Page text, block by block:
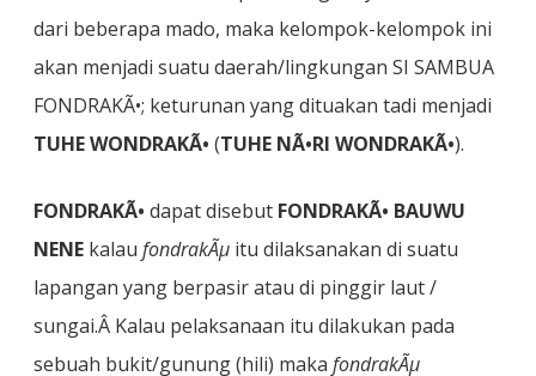
dari beberapa mado, maka kelompok-kelompok ini
akan menjadi suatu daerah/lingkungan SI SAMBUA
FONDRAKÃ•; keturunan yang dituakan tadi menjadi
TUHE WONDRAKÃ• (TUHE NÃ•RI WONDRAKÃ•).
FONDRAKÃ• dapat disebut FONDRAKÃ• BAUWU
NENE kalau fondrakÃµ itu dilaksanakan di suatu
lapangan yang berpasir atau di pinggir laut /
sungai.Â Kalau pelaksanaan itu dilakukan pada
sebuah bukit/gunung (hili) maka fondrakÃµ